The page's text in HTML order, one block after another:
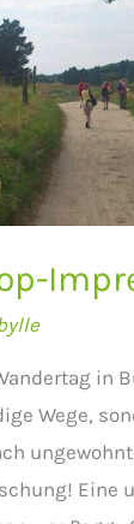
in
Wege,
Eine